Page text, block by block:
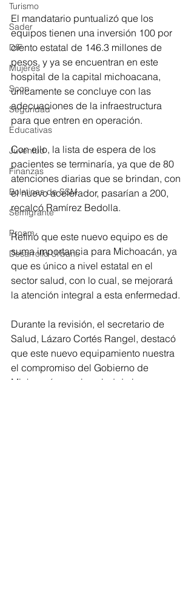
Turismo
Sader
DIF
Mujeres
Scop
Seguridad
Educativas
Juventud
Finanzas
Boletines de SSM
Semigrante
Proam
Desarrollo Urbano
El mandatario puntualizó que los
equipos tienen una inversión 100 por
ciento estatal de 146.3 millones de
pesos, y ya se encuentran en este
hospital de la capital michoacana,
únicamente se concluye con las
adecuaciones de la infraestructura
para que entren en operación.
Con ello, la lista de espera de los
pacientes se terminaría, ya que de 80
atenciones diarias que se brindan, con
el nuevo acelerador, pasarían a 200,
recalcó Ramírez Bedolla.
Refirió que este nuevo equipo es de
suma importancia para Michoacán, ya
que es único a nivel estatal en el
sector salud, con lo cual, se mejorará
la atención integral a esta enfermedad.
Durante la revisión, el secretario de
Salud, Lázaro Cortés Rangel, destacó
que este nuevo equipamiento nuestra
el compromiso del Gobierno de
Michoacán con la salud de la